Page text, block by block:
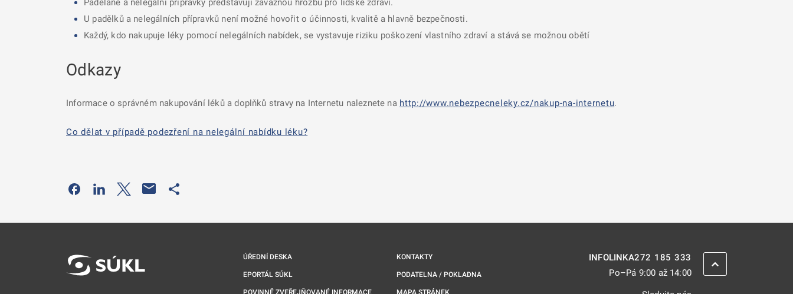
Padělané a nelegální přípravky představují závažnou hrozbu pro lidské zdraví.
U padělků a nelegálních přípravků není možné hovořit o účinnosti, kvalitě a hlavně bezpečnosti.
Každý, kdo nakupuje léky pomocí nelegálních nabídek, se vystavuje riziku poškození vlastního zdraví a stává se možnou obětí
Odkazy
Informace o správném nakupování léků a doplňků stravy na Internetu naleznete na http://www.nebezpecneleky.cz/nakup-na-internetu.
Co dělat v případě podezření na nelegální nabídku léku?
Odkaz se otevře na nové kartě
Odkaz se otevře na nové kartě
Odkaz se otevře na nové kartě
ÚŘEDNÍ DESKA
EPORTÁL SÚKL
POVINNĚ ZVEŘEJŇOVANÉ INFORMACE
KONTAKTY
PODATELNA / POKLADNA
MAPA STRÁNEK
INFOLINKA272 185 333
Po–Pá 9:00 až 14:00
ZPĚT NAHORU